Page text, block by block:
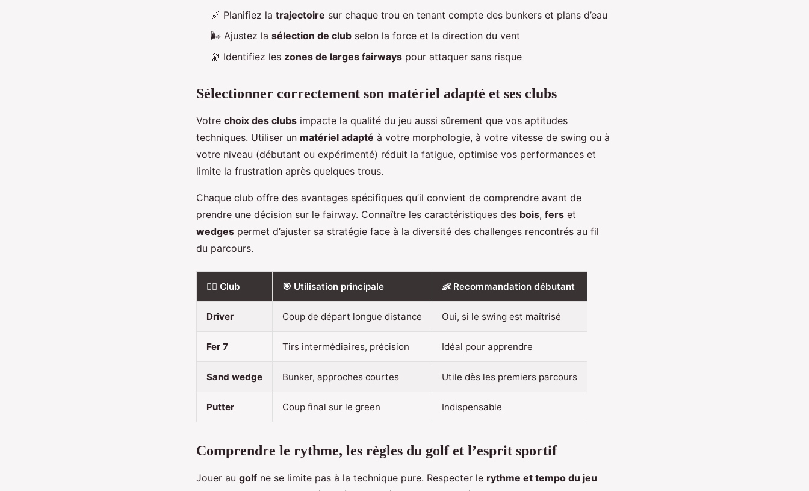
📏 Planifiez la trajectoire sur chaque trou en tenant compte des bunkers et plans d’eau
🌬️ Ajustez la sélection de club selon la force et la direction du vent
🔭 Identifiez les zones de larges fairways pour attaquer sans risque
Sélectionner correctement son matériel adapté et ses clubs
Votre choix des clubs impacte la qualité du jeu aussi sûrement que vos aptitudes
techniques. Utiliser un matériel adapté à votre morphologie, à votre vitesse de swing ou à
votre niveau (débutant ou expérimenté) réduit la fatigue, optimise vos performances et
limite la frustration après quelques trous.
Chaque club offre des avantages spécifiques qu’il convient de comprendre avant de
prendre une décision sur le fairway. Connaître les caractéristiques des bois, fers et
wedges permet d’ajuster sa stratégie face à la diversité des challenges rencontrés au fil
du parcours.
🏌️‍♂️ Club 🎯 Utilisation principale 👶 Recommandation débutant
Driver Coup de départ longue distance Oui, si le swing est maîtrisé
Fer 7 Tirs intermédiaires, précision Idéal pour apprendre
Sand wedge Bunker, approches courtes Utile dès les premiers parcours
Putter Coup final sur le green Indispensable
Comprendre le rythme, les règles du golf et l’esprit sportif
Jouer au golf ne se limite pas à la technique pure. Respecter le rythme et tempo du jeu